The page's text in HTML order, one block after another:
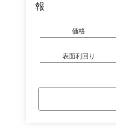
報
価格
表面利回り